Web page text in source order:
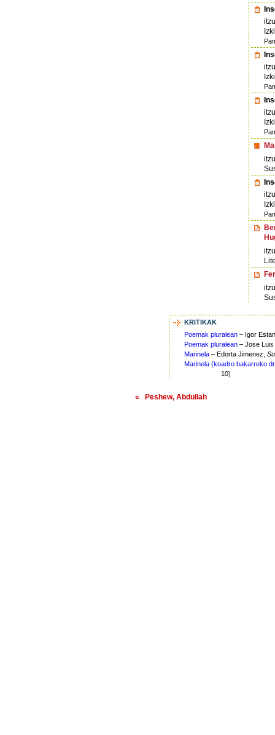
KRITIKAK
Poemak pluralean – Igor
Poemak pluralean – Jose
Marinela – Edorta Jimenez,
Marinela (koadro bakarreko
10)
« Peshew, Abdullah